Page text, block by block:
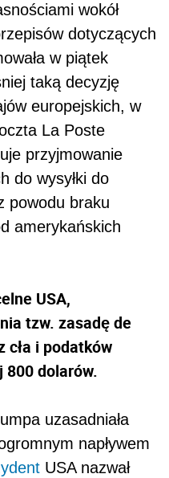
wokół
dotyczących
w piątek
taką decyzję
europejskich, w
La Poste
przyjmowanie
do wysyłki do
powodu braku
amerykańskich
USA,
tzw. zasadę de
cła i podatków
dolarów.
uzasadniała
napływem
USA nazwał